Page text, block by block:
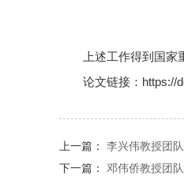
上述工作得到国
论文链接： https://
上一篇： 李兴伟教授团
下一篇： 邓伟侨教授团